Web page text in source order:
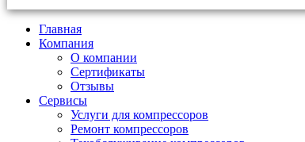
Главная
Компания
О компании
Сертификаты
Отзывы
Сервисы
Услуги для компрессоров
Ремонт компрессоров